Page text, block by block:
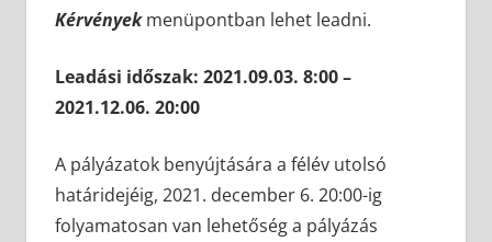
Kérvényekmenüpontban lehet leadni.
Leadási időszak: 2021.09.03. 8:00 –
2021.12.06. 20:00
A pályázatok benyújtására a félév utolsó
határidejéig, 2021. december 6. 20:00-ig
folyamatosan van lehetőség a pályázás